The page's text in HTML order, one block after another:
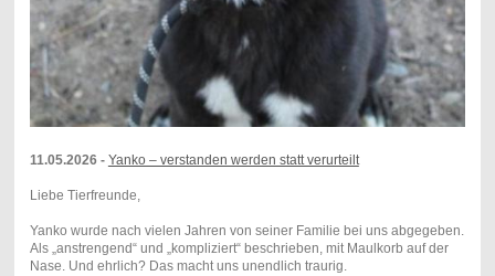
11.05.2026 - Yanko – verstanden werden statt verurteilt
Liebe Tierfreunde,
Yanko wurde nach vielen Jahren von seiner Familie bei uns abgegeben.
Als „anstrengend“ und „kompliziert“ beschrieben, mit Maulkorb auf der
Nase. Und ehrlich? Das macht uns unendlich traurig.